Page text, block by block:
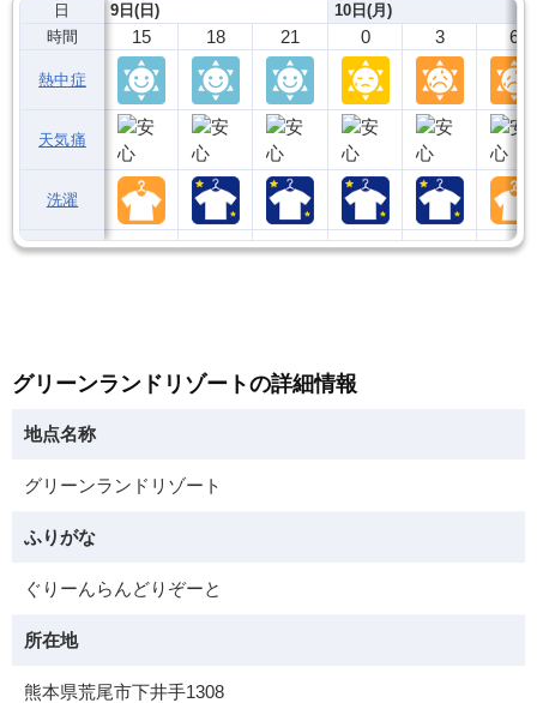
日
時間
熱中症
天気痛
洗濯
9日(日)
15 18 21
10日(月)
0 3 6
グリーンランドリゾートの詳細情報
地点名称
グリーンランドリゾート
ふりがな
ぐりーんらんどりぞーと
所在地
熊本県荒尾市下井手1308